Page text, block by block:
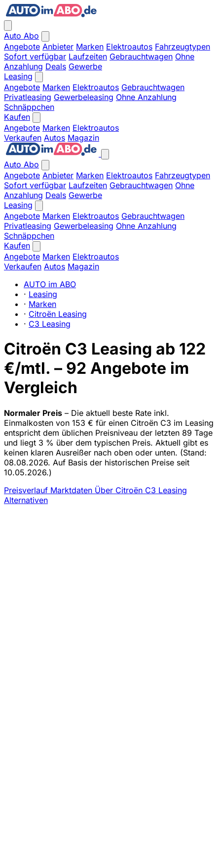
Auto Abo
Angebote Anbieter Marken Elektroautos Fahrzeugtypen
Sofort verfügbar Laufzeiten Gebrauchtwagen Ohne
Anzahlung Deals Gewerbe
Leasing
Angebote Marken Elektroautos Gebrauchtwagen
Privatleasing Gewerbeleasing Ohne Anzahlung
Schnäppchen
Kaufen
Angebote Marken Elektroautos
Verkaufen Autos Magazin
Auto Abo
Angebote Anbieter Marken Elektroautos Fahrzeugtypen
Sofort verfügbar Laufzeiten Gebrauchtwagen Ohne
Anzahlung Deals Gewerbe
Leasing
Angebote Marken Elektroautos Gebrauchtwagen
Privatleasing Gewerbeleasing Ohne Anzahlung
Schnäppchen
Kaufen
Angebote Marken Elektroautos
Verkaufen Autos Magazin
AUTO im ABO
· Leasing
· Marken
· Citroën Leasing
· C3 Leasing
Citroën C3 Leasing ab 122
€/mtl. – 92 Angebote im
Vergleich
Normaler Preis – Die aktuell beste Rate inkl.
Einmalkosten von 153 € für einen Citroën C3 im Leasing
entspricht dem üblichen Preisniveau der letzten 89 Tage
und liegt 3 % über dem typischen Preis. Aktuell gibt es
keinen klaren Ausreißer nach oben oder unten. (Stand:
08.08.2026. Auf Basis der historischen Preise seit
10.05.2026.)
Preisverlauf Marktdaten Über Citroën C3 Leasing
Alternativen